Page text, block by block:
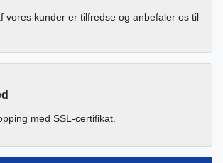
vores kunder er tilfredse og anbefaler os til
med SSL-certifikat.